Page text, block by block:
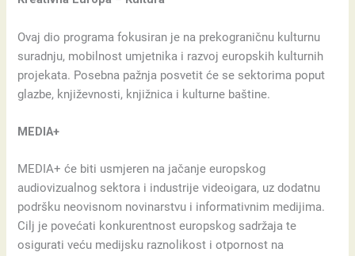
Ovaj dio programa fokusiran je na prekograničnu kulturnu
suradnju, mobilnost umjetnika i razvoj europskih kulturnih
projekata. Posebna pažnja posvetit će se sektorima poput
glazbe, književnosti, knjižnica i kulturne baštine.
MEDIA+
MEDIA+ će biti usmjeren na jačanje europskog
audiovizualnog sektora i industrije videoigara, uz dodatnu
podršku neovisnom novinarstvu i informativnim medijima.
Cilj je povećati konkurentnost europskog sadržaja te
osigurati veću medijsku raznolikost i otpornost na